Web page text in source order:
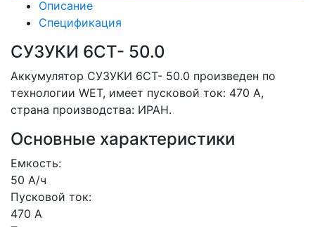
Описание
Спецификация
СУЗУКИ 6СТ- 50.0
Аккумулятор СУЗУКИ 6СТ- 50.0 произведен по
технологии WET, имеет пусковой ток: 470 A,
страна производства: ИРАН.
Основные характеристики
Емкость:
50 А/ч
Пусковой ток:
470 А